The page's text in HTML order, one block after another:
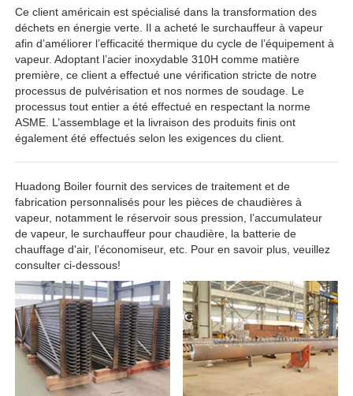
Ce client américain est spécialisé dans la transformation des
déchets en énergie verte. Il a acheté le surchauffeur à vapeur
afin d’améliorer l’efficacité thermique du cycle de l’équipement à
vapeur. Adoptant l’acier inoxydable 310H comme matière
première, ce client a effectué une vérification stricte de notre
processus de pulvérisation et nos normes de soudage. Le
processus tout entier a été effectué en respectant la norme
ASME. L’assemblage et la livraison des produits finis ont
également été effectués selon les exigences du client.
Huadong Boiler fournit des services de traitement et de
fabrication personnalisés pour les pièces de chaudières à
vapeur, notamment le réservoir sous pression, l’accumulateur
de vapeur, le surchauffeur pour chaudière, la batterie de
chauffage d'air, l’économiseur, etc. Pour en savoir plus, veuillez
consulter ci-dessous!